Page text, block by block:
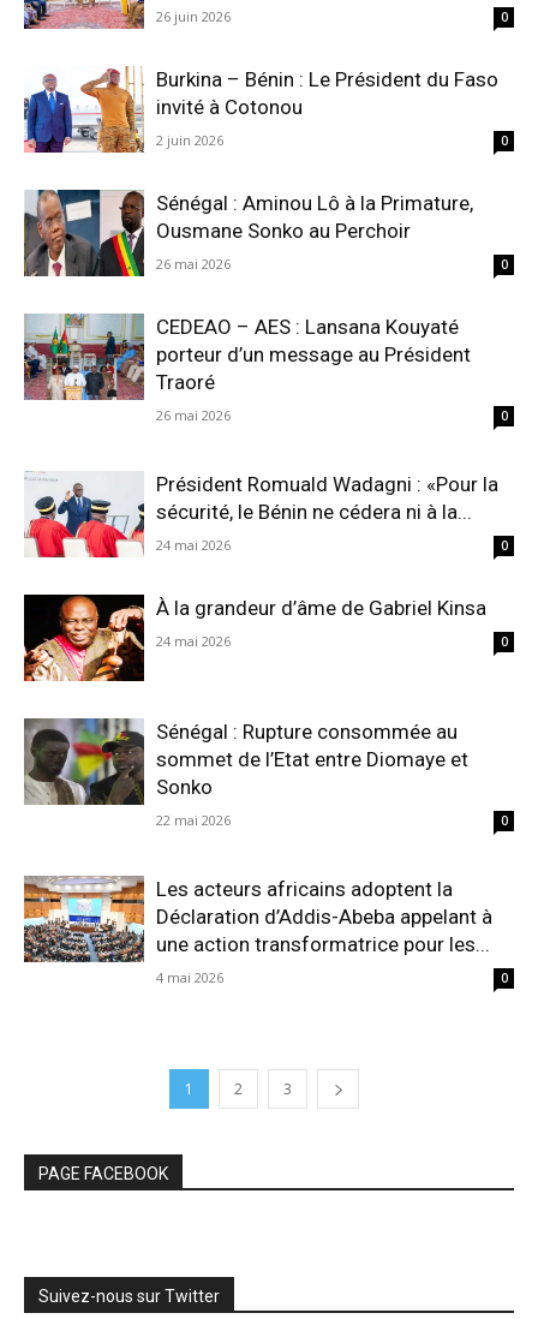
26 juin 2026 0
Burkina – Bénin : Le Président du Faso
invité à Cotonou
2 juin 2026 0
Sénégal : Aminou Lô à la Primature,
Ousmane Sonko au Perchoir
26 mai 2026 0
CEDEAO – AES : Lansana Kouyaté
porteur d’un message au Président
Traoré
26 mai 2026 0
Président Romuald Wadagni : «Pour la
sécurité, le Bénin ne cédera ni à la...
24 mai 2026 0
À la grandeur d’âme de Gabriel Kinsa
24 mai 2026 0
Sénégal : Rupture consommée au
sommet de l’Etat entre Diomaye et
Sonko
22 mai 2026 0
Les acteurs africains adoptent la
Déclaration d’Addis-Abeba appelant à
une action transformatrice pour les...
4 mai 2026 0
1 2 3
PAGE FACEBOOK
Suivez-nous sur Twitter